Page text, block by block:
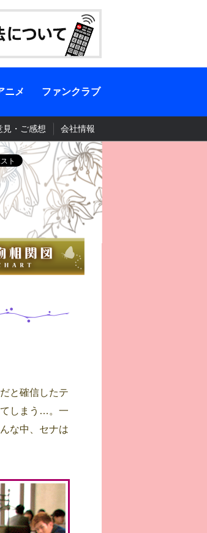
ニメ ファンクラブ
見・ご感想 会社情報
と確信したテ
てしまう…。一
な中、セナは